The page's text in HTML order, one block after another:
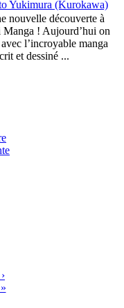
Yukimura (Kurokawa)
nouvelle découverte à
! Aujourd’hui on
l’incroyable manga
et dessiné ...